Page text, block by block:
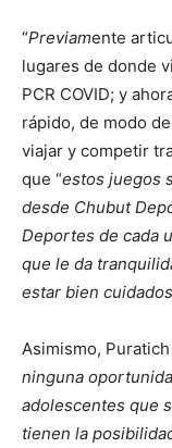
“Previamente
lugares de donde
PCR COVID; y
rápido, de modo
viajar y competir
que “estos juegos
desde Chubut
Deportes de cada
que le da
estar bien
Asimismo,
ninguna
adolescentes que
tienen la